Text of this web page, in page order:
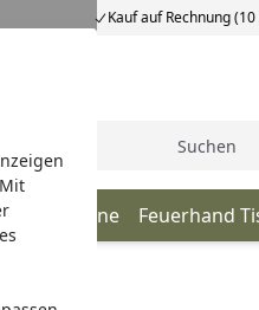
Kauf auf Rechnung
Feuertonne Feuerhand